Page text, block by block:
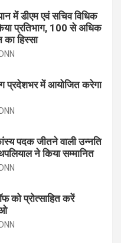
में डीएम एवं सचिव विधिक
प्रतिभाग, 100 से अधिक
हिस्सा
प्रदेशभर में आयोजित करेगा
पदक जीतने वाली उन्नति
ने किया सम्मानित
को प्रोत्साहित करें